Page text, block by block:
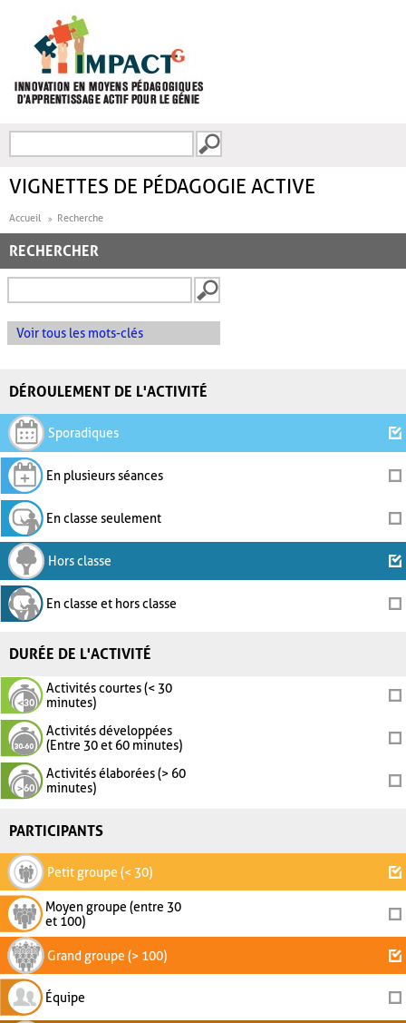
FORMULAIRE DE
VIGNETTES DE PÉDAGOGIE ACTIVE
Accueil Recherche
RECHERCHER
Voir tous les mots-clés
DÉROULEMENT DE L'ACTIVITÉ
Sporadiques
En plusieurs séances
En classe seulement
Hors classe
En classe et hors classe
DURÉE DE L'ACTIVITÉ
Activités courtes (< 30
minutes)
Activités développées
(Entre 30 et 60 minutes)
Activités élaborées (> 60
minutes)
PARTICIPANTS
Petit groupe (< 30)
Moyen groupe (entre 30
et 100)
Grand groupe (> 100)
Équipe